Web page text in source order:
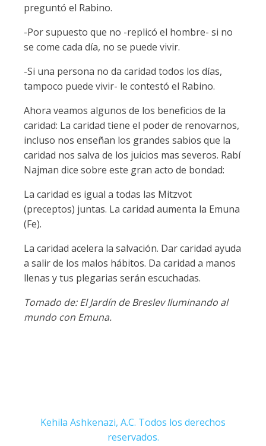
preguntó el Rabino.
-Por supuesto que no -replicó el hombre- si no
se come cada día, no se puede vivir.
-Si una persona no da caridad todos los días,
tampoco puede vivir- le contestó el Rabino.
Ahora veamos algunos de los beneficios de la
caridad: La caridad tiene el poder de renovarnos,
incluso nos enseñan los grandes sabios que la
caridad nos salva de los juicios mas severos. Rabí
Najman dice sobre este gran acto de bondad:
La caridad es igual a todas las Mitzvot
(preceptos) juntas. La caridad aumenta la Emuna
(Fe).
La caridad acelera la salvación. Dar caridad ayuda
a salir de los malos hábitos. Da caridad a manos
llenas y tus plegarias serán escuchadas.
Tomado de: El Jardín de Breslev Iluminando al
mundo con Emuna.
Kehila Ashkenazi, A.C. Todos los derechos
reservados.